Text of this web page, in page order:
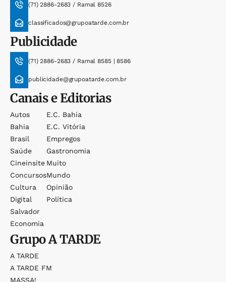
(71) 2886-2683 / Ramal 8526
classificados@grupoatarde.com.br
Publicidade
(71) 2886-2683 / Ramal 8585 | 8586
publicidade@grupoatarde.com.br
Canais e Editorias
Autos
Bahia
Brasil
Saúde
Cineinsite
Concursos
Cultura
Digital
Salvador
Economia
E.c. Bahia
E.c. Vitória
Empregos
Gastronomia
Muito
Mundo
Opinião
Política
GrupoA TARDE
A TARDE
A TARDE FM
MASSA!